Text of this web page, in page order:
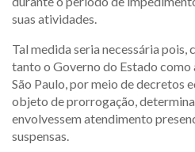
suas atividades.
Tal medida seria necessária pois,
tanto o Governo do Estado
São Paulo, por meio de decretos
objeto de prorrogação,
envolvessem atendimento
suspensas.